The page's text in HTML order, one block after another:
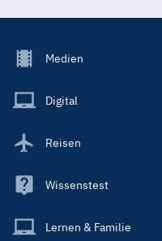
Footer
Main
Medien
Digital
Reisen
Wissenstest
Lernen & Familie